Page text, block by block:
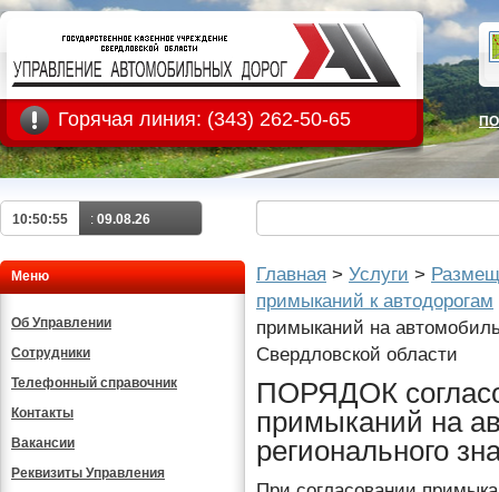
Горячая линия: (343) 262-50-65
10:50:55 : 09.08.26
Меню
Об Управлении
Сотрудники
Телефонный справочник
Контакты
Вакансии
Реквизиты Управления
Главная > Услуги >
примыканий к автодорогам
примыканий на
Свердловской области
ПОРЯДОК
примыканий на
регионального